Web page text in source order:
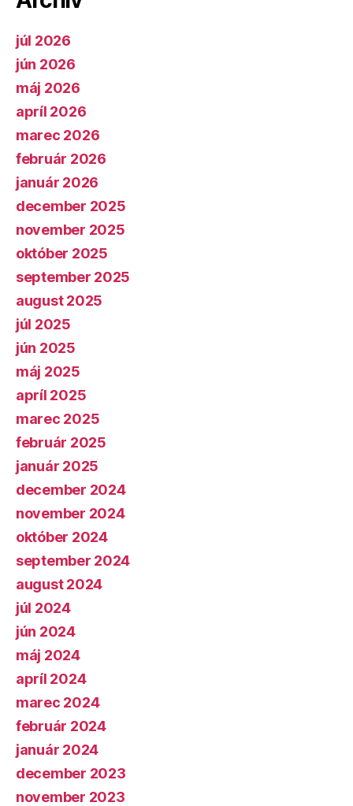
júl 2026
jún 2026
máj 2026
apríl 2026
marec 2026
február 2026
január 2026
december 2025
november 2025
október 2025
september 2025
august 2025
júl 2025
jún 2025
máj 2025
apríl 2025
marec 2025
február 2025
január 2025
december 2024
november 2024
október 2024
september 2024
august 2024
júl 2024
jún 2024
máj 2024
apríl 2024
marec 2024
február 2024
január 2024
december 2023
november 2023